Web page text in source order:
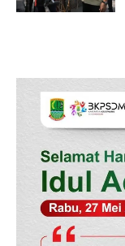
Disclaimer
Kontak Kami
Redaksi
Pedoman Media
Tentang Kami